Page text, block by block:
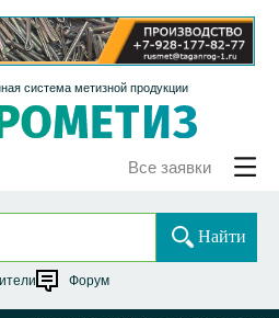
система метизной продукции
Все заявки
Форум
Найти